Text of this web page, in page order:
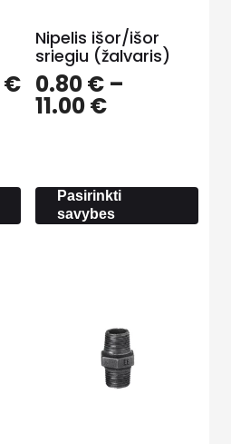
€Price
range:
Nipelis išor/išor
sriegiu (žalvaris)
0.80€ –
11.00€Price
11.00 €
Pasirinkti
savybes